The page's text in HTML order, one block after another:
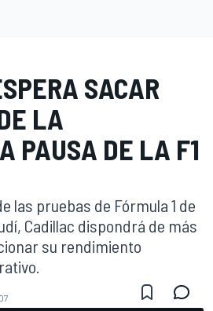
SACAR
LA
PAUSA DE LA F1
las pruebas de Fórmula 1 de
Cadillac dispondrá de más
su rendimiento